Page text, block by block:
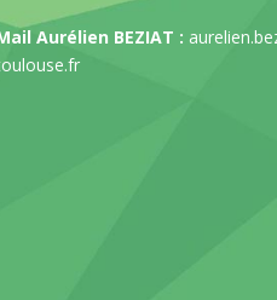
Aurélien BEZIAT :